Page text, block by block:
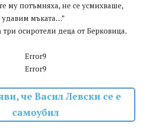
му потъмняха, не се усмихваше,
удавим мъката…”
три осиротели деца от Берковица.
Error9
Error9
че Васил Левски се е
самоубил